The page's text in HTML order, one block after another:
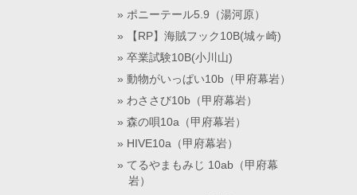
ポニーテール5.9（湯河原）
【RP】海賊フック10B(城ヶ崎)
卒業試験10B(小川山)
動物がいっぱい10b（甲府幕岩）
わささび10b（甲府幕岩）
森の唄10a（甲府幕岩）
HIVE10a（甲府幕岩）
てるやまもみじ 10ab（甲府幕
岩）